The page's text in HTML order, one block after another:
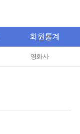
회원통계
영화사